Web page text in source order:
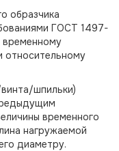
образчика
ГОСТ 1497-
временному
относительному
шпильки)
временного
нагружаемой
диаметру.